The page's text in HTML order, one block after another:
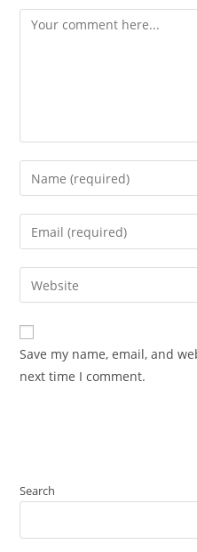
Comment
Enter
your
name
comment
Enter
your
email
address
comment
Enter
your
website
URL
(optional)
Save my name, email, and
next time I comment.
Search